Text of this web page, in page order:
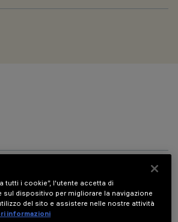
OPZIONALI
tutti i cookie”, l'utente accetta di
sul dispositivo per migliorare la navigazione
del sito e assistere nelle nostre attività
informazioni